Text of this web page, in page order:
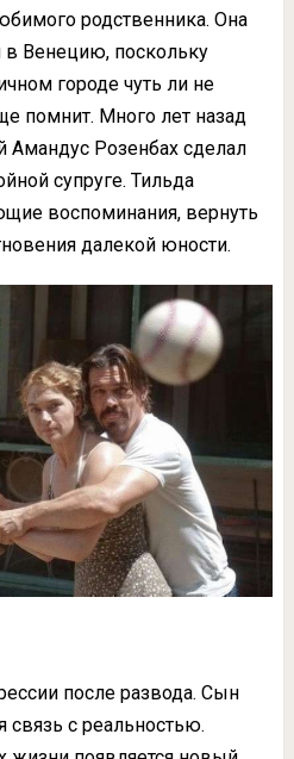
родственника. Она
в Венецию, поскольку
городе чуть ли не
помнит. Много лет назад
Розенбах сделал
супруге. Тильда
воспоминания, вернуть
далекой юности.
после развода. Сын
связь с реальностью.